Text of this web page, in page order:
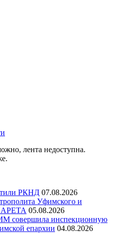
лента недоступна.
РКНД 07.08.2026
Уфимского и
05.08.2026
совершила инспекционную
епархии 04.08.2026